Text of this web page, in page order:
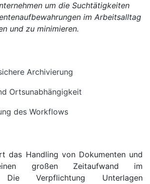
um die Suchtätigkeiten
im Arbeitsalltag
und zu minimieren.
Archivierung
Ortsunabhängigkeit
des Workflows
das Handling von Dokumenten und
großen Zeitaufwand im
Die Verpflichtung Unterlagen